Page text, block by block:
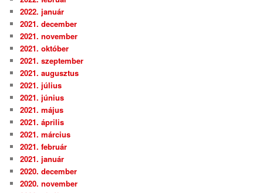
2022. január
2021. december
2021. november
2021. október
2021. szeptember
2021. augusztus
2021. július
2021. június
2021. május
2021. április
2021. március
2021. február
2021. január
2020. december
2020. november